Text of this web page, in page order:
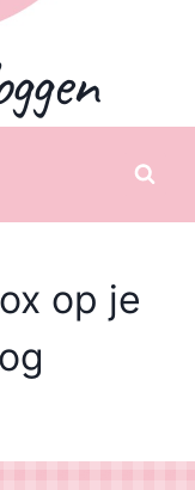
op je